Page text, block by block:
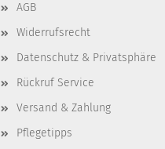
AGB
Widerrufsrecht
Datenschutz & Privatsphäre
Rückruf Service
Versand & Zahlung
Pflegetipps